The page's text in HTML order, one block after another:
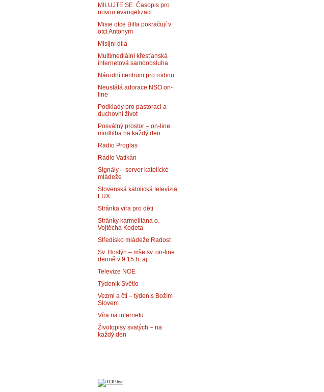
MILUJTE SE. Časopis pro
novou evangelizaci
Misie otce Billa pokračují v
otci Antonym
Misijní díla
Multimediální křesťanská
internetová samoobsluha
Národní centrum pro rodinu
Neustálá adorace NSO on-
line
Podklady pro pastoraci a
duchovní život
Posvátný prostor – on-line
modlitba na každý den
Radio Proglas
Rádio Vatikán
Signály – server katolické
mládeže
Slovenská katolická televízia
LUX
Stránka víra pro děti
Stránky karmelitána o.
Vojtěcha Kodeta
Středisko mládeže Radost
Sv. Hostýn – mše sv. on-line
denně v 9.15 h. aj.
Televize NOE
Týdeník Světlo
Vezmi a čti – týden s Božím
Slovem
Víra na internetu
Životopisy svatých – na
každý den